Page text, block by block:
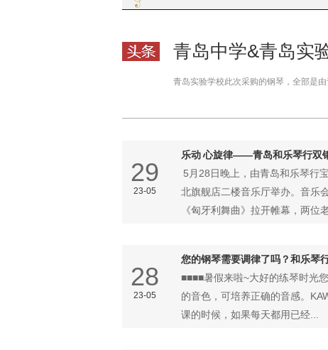
青岛中学&青岛实
青岛实验学校此次采购的钢琴，全部是
29
23-05
乐动 心旋律——青岛和乐琴行双
5月28日晚上，由青岛和乐琴行
北旗舰店二楼音乐厅举办。音乐
《匈牙利舞曲》拉开帷幕，两位
28
23-05
您的钢琴需要调律了吗？和乐琴
■■■■暑假来啦~大好的练琴时光
的音色，可培养正确的音感。
课的时候，如果每天都用已经...